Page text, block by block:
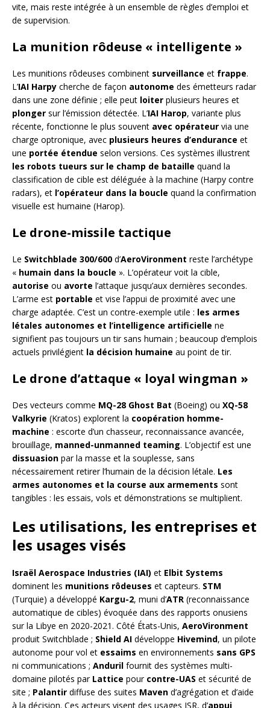
vite, mais reste intégrée à un ensemble de règles d’emploi et
de supervision.
La munition rôdeuse « intelligente »
Les munitions rôdeuses combinent surveillance et frappe.
L’IAI Harpy cherche de façon autonome des émetteurs radar
dans une zone définie ; elle peut loiter plusieurs heures et
plonger sur l’émission détectée. L’IAI Harop, variante plus
récente, fonctionne le plus souvent avec opérateur via une
charge optronique, avec plusieurs heures d’endurance et
une portée étendue selon versions. Ces systèmes illustrent
les robots tueurs sur le champ de bataille quand la
classification de cible est déléguée à la machine (Harpy contre
radars), et l’opérateur dans la boucle quand la confirmation
visuelle est humaine (Harop).
Le drone-missile tactique
Le Switchblade 300/600 d’AeroVironment reste l’archétype
« humain dans la boucle ». L’opérateur voit la cible,
autorise ou avorte l’attaque jusqu’aux dernières secondes.
L’arme est portable et vise l’appui de proximité avec une
charge adaptée. C’est un contre-exemple utile : les armes
létales autonomes et l’intelligence artificielle ne
signifient pas toujours un tir sans humain ; beaucoup d’emplois
actuels privilégient la décision humaine au point de tir.
Le drone d’attaque « loyal wingman »
Des vecteurs comme MQ-28 Ghost Bat (Boeing) ou XQ-58
Valkyrie (Kratos) explorent la coopération homme-
machine : escorte d’un chasseur, reconnaissance avancée,
brouillage, manned-unmanned teaming. L’objectif est une
dissuasion par la masse et la souplesse, sans
nécessairement retirer l’humain de la décision létale. Les
armes autonomes et la course aux armements sont
tangibles : les essais, vols et démonstrations se multiplient.
Les utilisations, les entreprises et
les usages visés
Israël Aerospace Industries (IAI) et Elbit Systems
dominent les munitions rôdeuses et capteurs. STM
(Turquie) a développé Kargu-2, muni d’ATR (reconnaissance
automatique de cibles) évoquée dans des rapports onusiens
sur la Libye en 2020-2021. Côté États-Unis, AeroVironment
produit Switchblade ; Shield AI développe Hivemind, un pilote
autonome pour vol et essaims en environnements sans GPS
ni communications ; Anduril fournit des systèmes multi-
domaine pilotés par Lattice pour contre-UAS et sécurité de
site ; Palantir diffuse des suites Maven d’agrégation et d’aide
à la décision. Ces acteurs visent des usages ISR, d’appui